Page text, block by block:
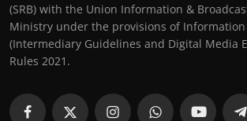
(SRB) with the Union Information &
Ministry under the provisions of Information
(Intermediary Guidelines and Digital Media
Rules 2021.